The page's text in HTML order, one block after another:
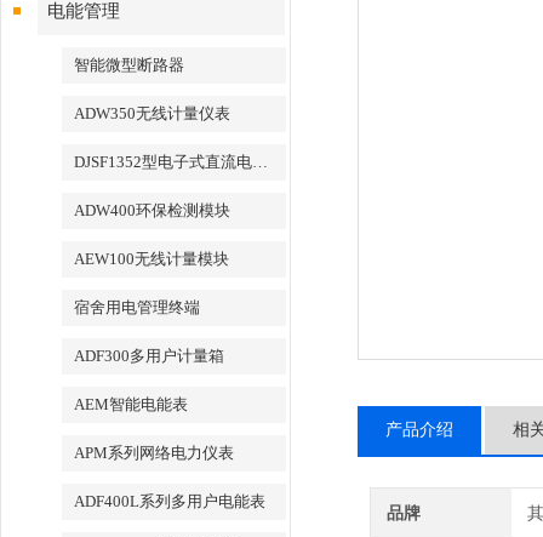
电能管理
智能微型断路器
ADW350无线计量仪表
DJSF1352型电子式直流电能表
ADW400环保检测模块
AEW100无线计量模块
宿舍用电管理终端
ADF300多用户计量箱
AEM智能电能表
APM系列网络电力仪表
ADF400L系列多用户电能表
产品介绍 相
品牌